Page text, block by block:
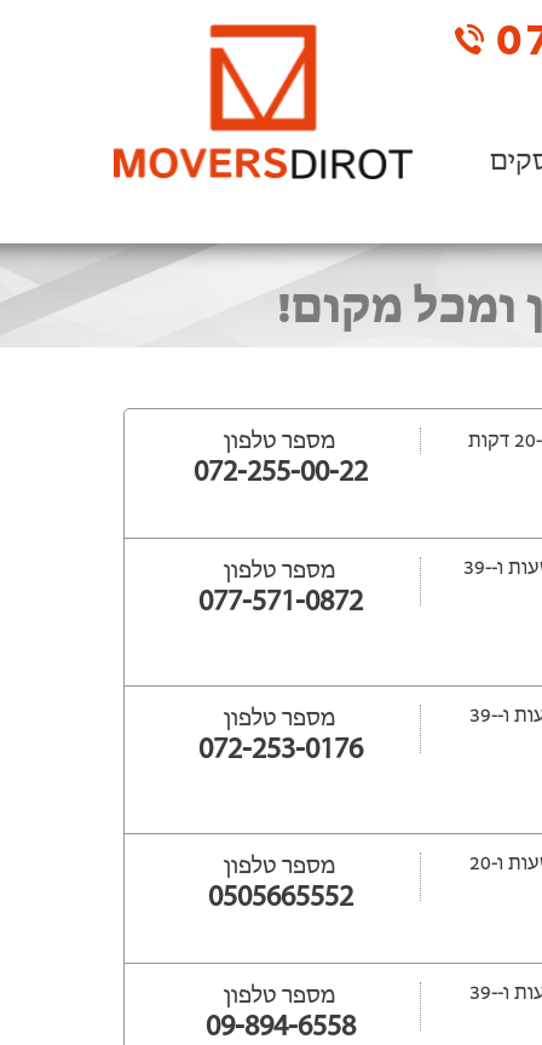
ומכל מקום!
מספר טלפון
072-255-00-22
ייפתח עוד -10 שעות ‫ו--39 מספר טלפון
077-571-0872
ייפתח עוד -8 שעות ‫ו--39 מספר טלפון
072-253-0176
ייפתח עוד 40 שעות ‫ו-20 מספר טלפון
0505665552
ייפתח עוד -8 שעות ‫ו--39 מספר טלפון
09-894-6558